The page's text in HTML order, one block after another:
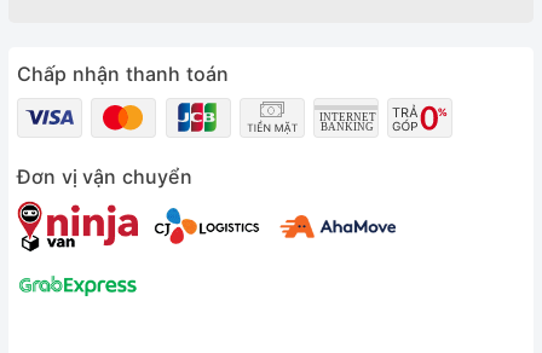
Chấp nhận thanh toán
Đơn vị vận chuyển